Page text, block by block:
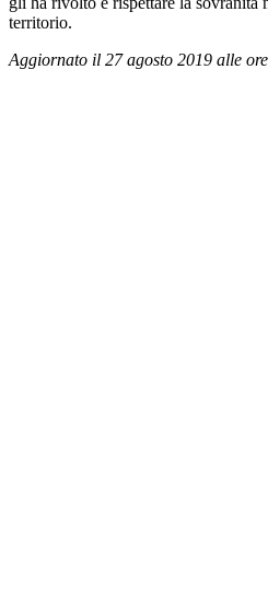
territorio.
Aggiornato il 27 agosto 2019 alle